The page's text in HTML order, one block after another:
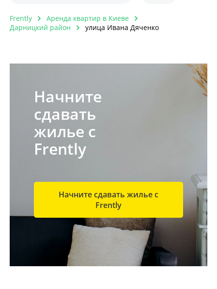
Frently
Аренда квартир в Киеве
Дарницкий район
улица Ивана Дяченко
Начните
сдавать
жилье с
Frently
Начните сдавать жилье с
Frently